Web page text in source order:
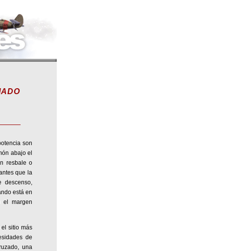
son
abajo el
resbale o
que la
descenso,
está en
el margen
sitio más
de
una